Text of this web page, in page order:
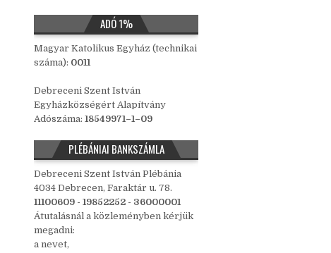
ADÓ 1%
Magyar Katolikus Egyház (technikai
száma): 0011
Debreceni Szent István
Egyházközségért Alapítvány
Adószáma:18549971–1–09
PLÉBÁNIAI BANKSZÁMLA
Debreceni Szent István Plébánia
4034 Debrecen, Faraktár u. 78.
11100609 - 19852252 - 36000001
Átutalásnál a közleményben kérjük
megadni:
a nevet,